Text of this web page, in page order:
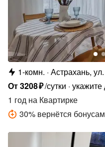
1-комн. Астрахань,
От3208₽/сутки укажите
1 год на Квартирке
30% вернётся